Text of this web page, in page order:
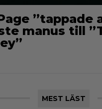
”tappade
manus till
MEST LÄST